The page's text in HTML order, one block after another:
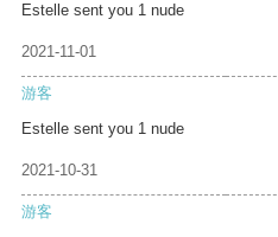
Estelle sent you 1 nude
2021-11-01
游客
Estelle sent you 1 nude
2021-10-31
游客